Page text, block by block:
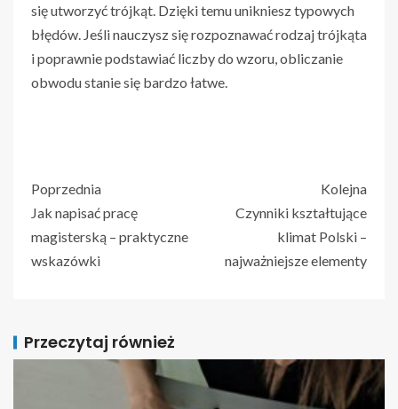
się utworzyć trójkąt. Dzięki temu unikniesz typowych
błędów. Jeśli nauczysz się rozpoznawać rodzaj trójkąta
i poprawnie podstawiać liczby do wzoru, obliczanie
obwodu stanie się bardzo łatwe.
Poprzednia
Jak napisać pracę
magisterską – praktyczne
wskazówki
Kolejna
Czynniki kształtujące
klimat Polski –
najważniejsze elementy
Przeczytaj również